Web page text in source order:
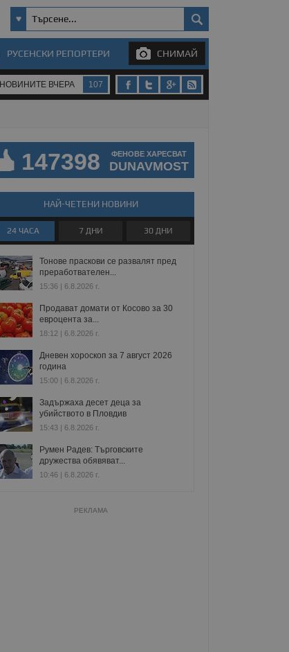
РУСЕНСКИ РЕПОРТЕРИ СНИМАЙ
НОВИНИТЕ ВЧЕРА 107
147398 ФЕНОВЕ ХАРЕСВАТ
DUNAVMOST
НАЙ-ЧЕТЕНИ НОВИНИ
24 ЧАСА 7 ДНИ 30 ДНИ
Тонове праскови се развалят пред
преработвателен...
15:36 | 6.8.2026 г.
Продават домати от Косово за 30
евроцента за...
18:12 | 6.8.2026 г.
Дневен хороскоп за 7 август 2026
година
15:00 | 6.8.2026 г.
Задържаха десет деца за
убийството в Пловдив
15:43 | 6.8.2026 г.
Румен Радев: Търговските
дружества обявяват...
10:46 | 6.8.2026 г.
РЕКЛАМА